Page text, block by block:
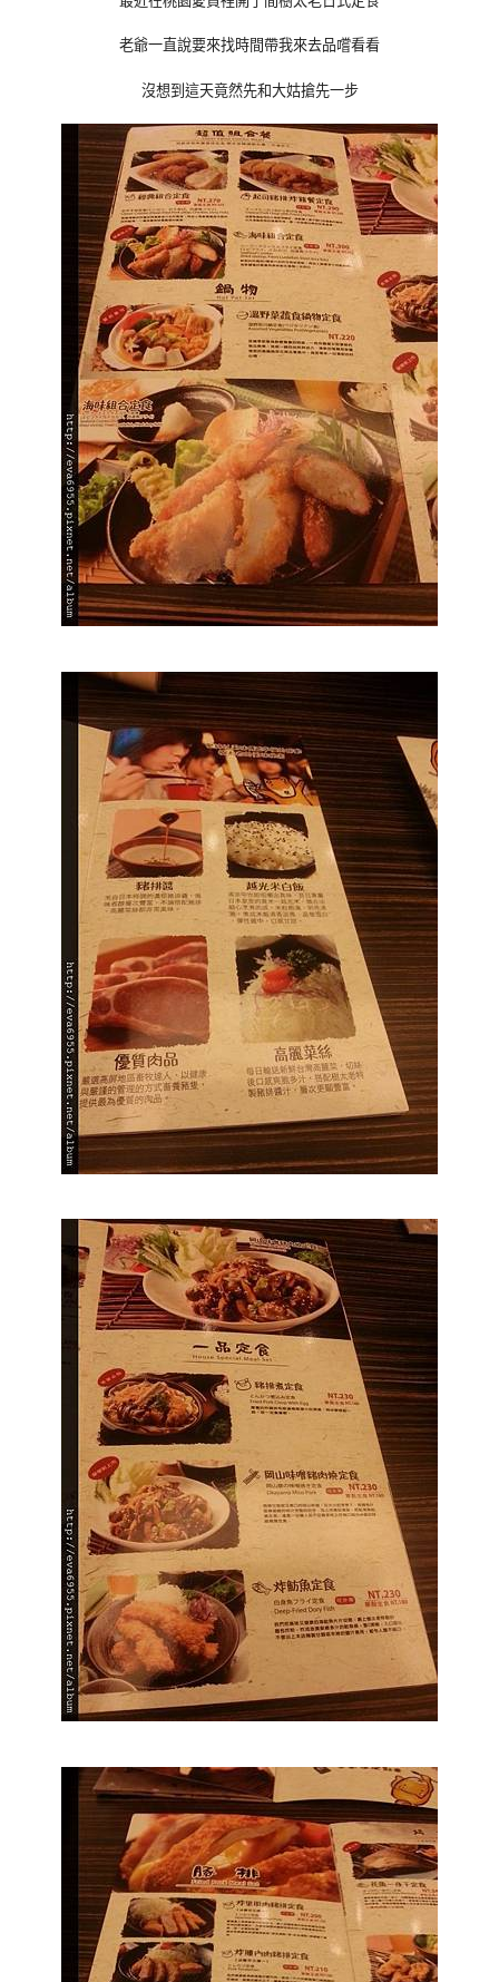
老爺一直說要來找時間帶我來去品嚐看看
沒想到這天竟然先和大姑搶先一步